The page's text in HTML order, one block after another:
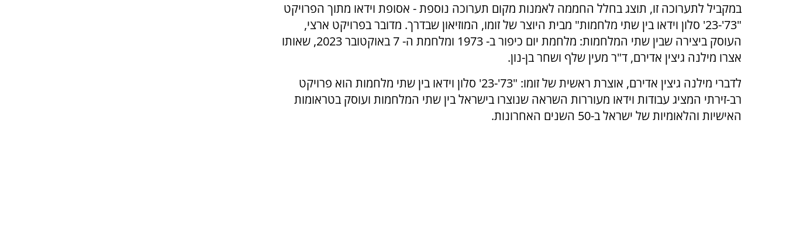
במקביל לתערוכה זו, תוצג בחלל החממה לאמנות מקום תערוכה נוספת - אסופת וידאו מתוך הפרויקט
"73'-23' סלון וידאו בין שתי מלחמות" מבית היוצר של זומו, המוזיאון שבדרך. מדובר בפרויקט ארצי,
העוסק ביצירה שבין שתי המלחמות: מלחמת יום כיפור ב- 1973 ומלחמת ה- 7 באוקטובר 2023, שאותו
אצרו מילנה גיצין אדירם, ד"ר מעין שלף ושחר בן-נון.
לדברי מילנה גיצין אדירם, אוצרת ראשית של זומו: "73'-23' סלון וידאו בין שתי מלחמות הוא פרויקט
רב-זירתי המציג עבודות וידאו מעוררות השראה שנוצרו בישראל בין שתי המלחמות ועוסק בטראומות
האישיות והלאומיות של ישראל ב-50 השנים האחרונות.